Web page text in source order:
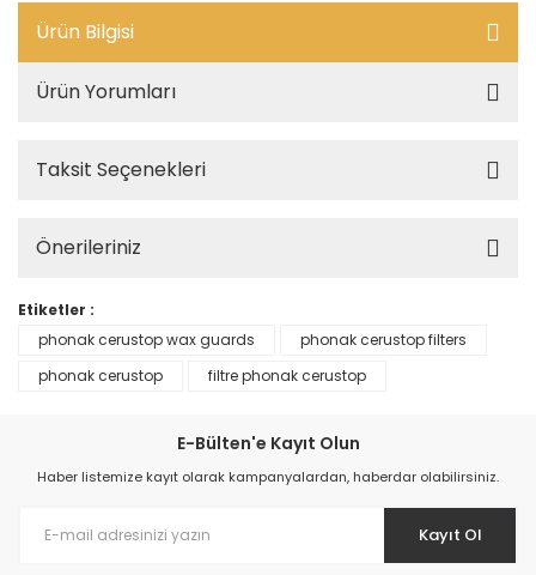
Ürün Bilgisi
Ürün Yorumları
Taksit Seçenekleri
Önerileriniz
Etiketler :
phonak cerustop wax guards
phonak cerustop filters
phonak cerustop
filtre phonak cerustop
E-Bülten'e Kayıt Olun
Haber listemize kayıt olarak kampanyalardan, haberdar olabilirsiniz.
Kayıt Ol